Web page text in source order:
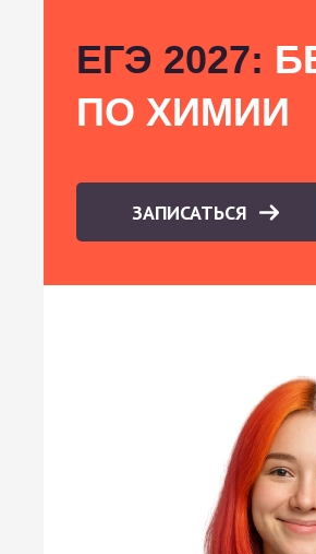
ЕГЭ 2027:
ПО ХИМИИ
ЗАПИСАТЬСЯ